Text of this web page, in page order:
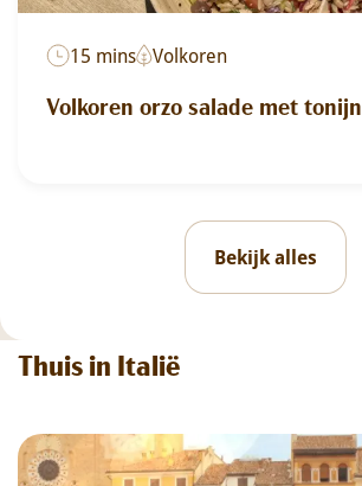
15 mins Volkoren
Volkoren orzo salade met tonijn
Bekijk alles
Thuis in Italië